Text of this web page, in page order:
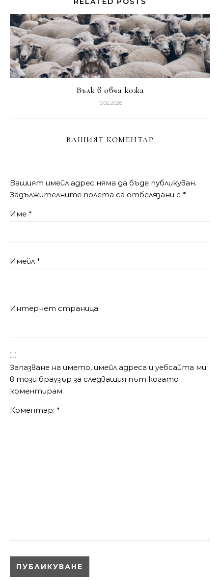
Вълк в овча кожа
10.02.2026
ВАШИЯТ КОМЕНТАР
Вашият имейл адрес няма да бъде публикуван.
Задължителните полета са отбелязани с *
Име *
Имейл *
Интернет страница
Запазване на името, имейл адреса и уебсайта ми
в този браузър за следващия път когато
коментирам.
Коментар: *